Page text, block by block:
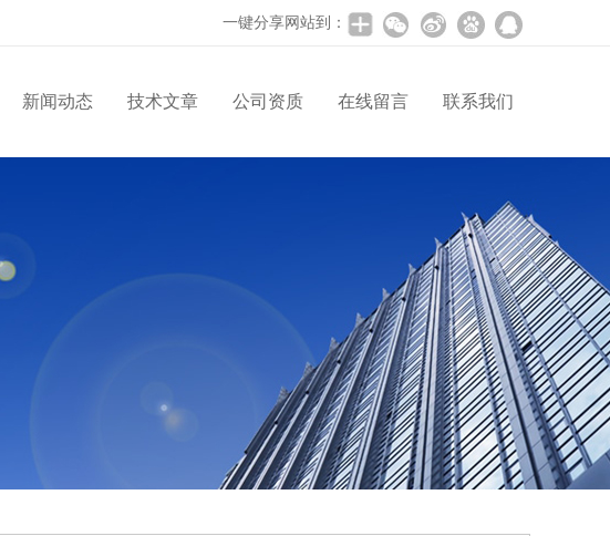
一键分享网站到：
新闻动态 技术文章 公司资质 在线留言 联系我们